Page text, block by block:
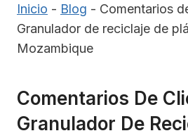
Inicio - Blog - Comentarios
Granulador de reciclaje de
Mozambique
Comentarios De
Granulador De